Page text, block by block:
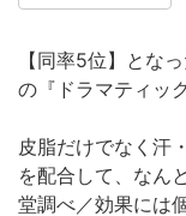
【同率5位】とな
の『ドラマティッ
皮脂だけでなく汗
を配合して、なん
堂調べ／効果には